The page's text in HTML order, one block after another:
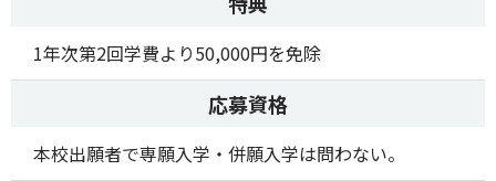
1年次第2回学費より50,000円を免除
応募資格
本校出願者で専願入学・併願入学は問わない。